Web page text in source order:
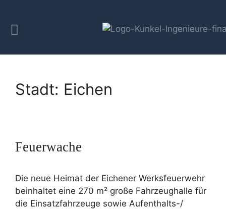
Stadt: Eichen
Feuerwache
Die neue Heimat der Eichener Werksfeuerwehr
beinhaltet eine 270 m² große Fahrzeughalle für
die Einsatzfahrzeuge sowie Aufenthalts-/